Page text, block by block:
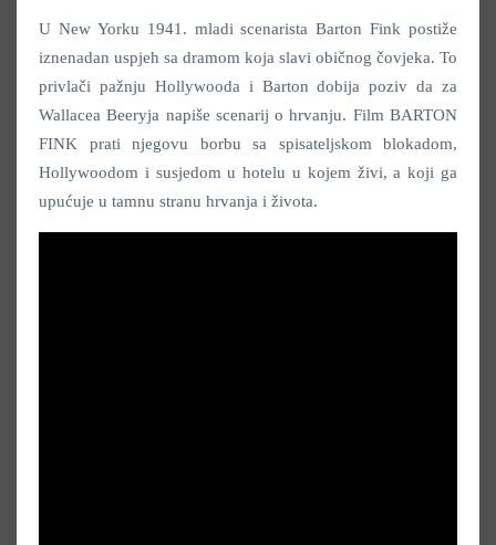
U New Yorku 1941. mladi scenarista Barton Fink postiže
iznenadan uspjeh sa dramom koja slavi običnog čovjeka. To
privlači pažnju Hollywooda i Barton dobija poziv da za
Wallacea Beeryja napiše scenarij o hrvanju. Film BARTON
FINK prati njegovu borbu sa spisateljskom blokadom,
Hollywoodom i susjedom u hotelu u kojem živi, a koji ga
upućuje u tamnu stranu hrvanja i života.